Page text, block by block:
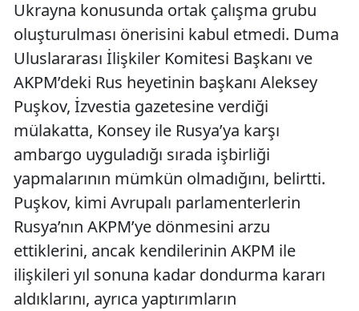
Ukrayna konusunda ortak çalışma grubu
oluşturulması önerisini kabul etmedi. Duma
Uluslararası İlişkiler Komitesi Başkanı ve
AKPM’deki Rus heyetinin başkanı Aleksey
Puşkov, İzvestia gazetesine verdiği
mülakatta, Konsey ile Rusya’ya karşı
ambargo uyguladığı sırada işbirliği
yapmalarının mümkün olmadığını, belirtti.
Puşkov, kimi Avrupalı parlamenterlerin
Rusya’nın AKPM’ye dönmesini arzu
ettiklerini, ancak kendilerinin AKPM ile
ilişkileri yıl sonuna kadar dondurma kararı
aldıklarını, ayrıca yaptırımların